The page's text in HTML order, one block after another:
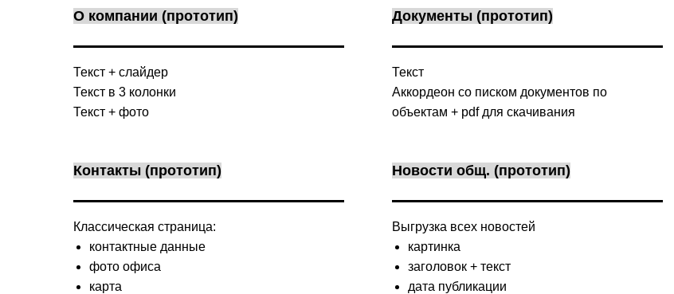
О компании (прототип)
Текст + слайдер
Текст в 3 колонки
Текст + фото
Документы (прототип)
Текст
Аккордеон со писком документов по
объектам + pdf для скачивания
Контакты (прототип)
Классическая страница:
контактные данные
фото офиса
карта
Новости общ. (прототип)
Выгрузка всех новостей
картинка
заголовок + текст
дата публикации